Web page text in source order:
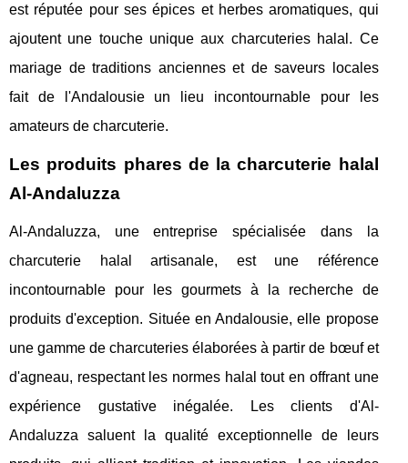
est réputée pour ses épices et herbes aromatiques, qui
ajoutent une touche unique aux charcuteries halal. Ce
mariage de traditions anciennes et de saveurs locales
fait de l'Andalousie un lieu incontournable pour les
amateurs de charcuterie.
Les produits phares de la charcuterie halal
Al-Andaluzza
Al-Andaluzza, une entreprise spécialisée dans la
charcuterie halal artisanale, est une référence
incontournable pour les gourmets à la recherche de
produits d'exception. Située en Andalousie, elle propose
une gamme de charcuteries élaborées à partir de bœuf et
d'agneau, respectant les normes halal tout en offrant une
expérience gustative inégalée. Les clients d'Al-
Andaluzza saluent la qualité exceptionnelle de leurs